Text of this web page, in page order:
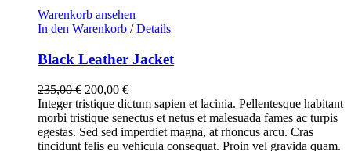
Warenkorb ansehen
In den Warenkorb / Details
Black Leather Jacket
235,00€ Ursprünglicher
Preis
war:
235,00 €
200,00 €Aktueller
Preis
ist:
200,00 €.
Integer tristique dictum sapien et lacinia. Pellentesque habitant
morbi tristique senectus et netus et malesuada fames ac turpis
egestas. Sed sed imperdiet magna, at rhoncus arcu. Cras
tincidunt felis eu vehicula consequat. Proin vel gravida quam.